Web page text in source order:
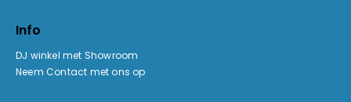
Info
DJ winkel met Showroom
Neem Contact met ons op